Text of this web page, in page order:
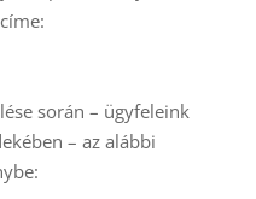
során – ügyfeleink
– az alábbi